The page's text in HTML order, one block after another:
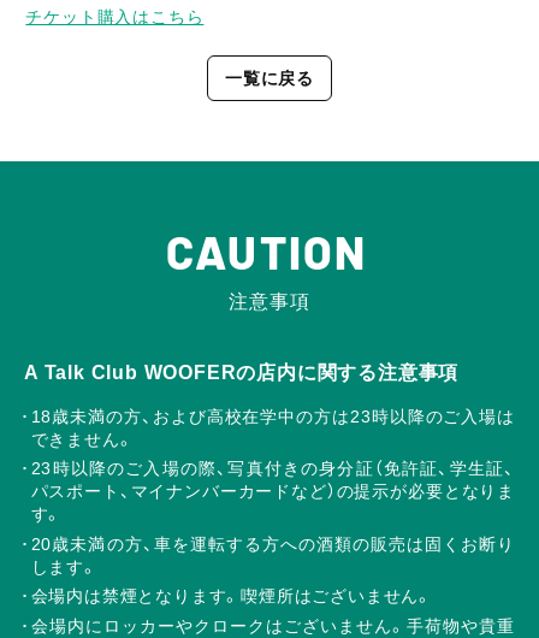
チケット購入はこちら
一覧に戻る
CAUTION
注意事項
A Talk Club WOOFERの店内に関する注意事項
18歳未満の方、および高校在学中の方は23時以降のご入場は
できません。
23時以降のご入場の際、写真付きの身分証（免許証、学生証、
パスポート、マイナンバーカードなど）の提示が必要となりま
す。
20歳未満の方、車を運転する方への酒類の販売は固くお断り
します。
会場内は禁煙となります。喫煙所はございません。
会場内にロッカーやクロークはございません。手荷物や貴重